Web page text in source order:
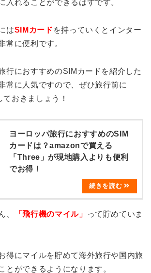
入れることができるはずです。
はSIMカード を持っていくとインター
常に便利です。
行におすすめのSIMカードを紹介した
常に人気ですので、ぜひ旅行前に
おきましょう！
ヨーロッパ旅行におすすめのSIM
カードは？amazonで買える
「Three」が現地購入よりも便利
でお得！
、 「飛行機のマイル」
って貯めていま
得にマイルを貯めて海外旅行や国内旅
とができるようになります。